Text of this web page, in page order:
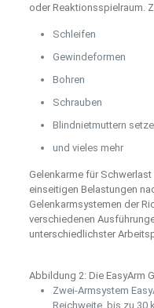
oder Reaktionsspielraum.
Schleifen
Gewindeformen
Bohren
Schrauben
Blindnietmuttern
und vieles mehr
Gelenkarme für
einseitigen Belastungen
Gelenkarmsystemen der
verschiedenen
unterschiedlichster
Abbildung 2: Die EasyArm
Zwei-Armsystem
Reichweite, bis zu 30